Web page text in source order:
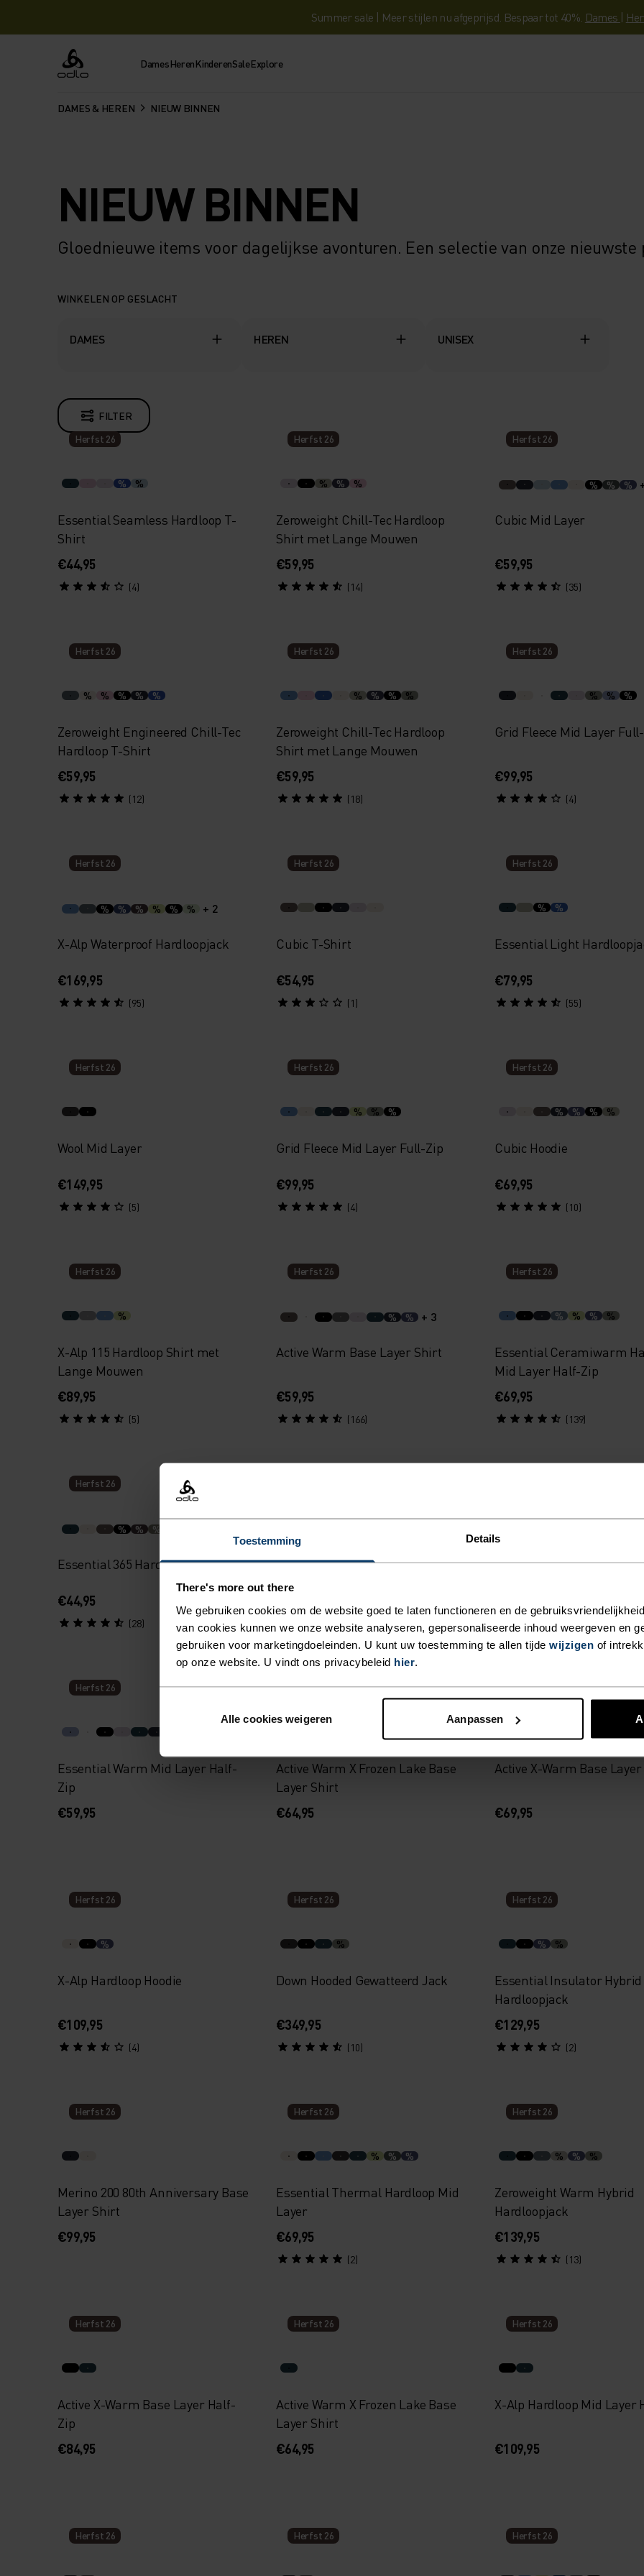
Toestemming Details
There's more out there
We gebruiken cookies om de website goed te laten functioneren en de
van cookies kunnen we onze website analyseren, gepersonaliseerde inhoud weergeven en
gebruiken voor marketingdoeleinden. U kunt uw toestemming te allen tijde wijzigen of
op onze website. U vindt ons privacybeleid hier.
Alle cookies weigeren Aanpassen
Summer sale | Meer stijlen nu afgeprijsd. Bespaar tot 40%. Dames |
Odlo DamesHerenKinderenSaleExplore
DAMES & HEREN NIEUW BINNEN
NIEUW BINNEN
Gloednieuwe items voor dagelijkse avonturen. Een selectie van onze
WINKELEN OP GESLACHT
DAMES HEREN UNISEX
FILTER
Herfst 26
% %
Essential Seamless Hardloop T-
Shirt
€44,95
(4)
Herfst 26
% % %
Zeroweight Chill-Tec Hardloop
Shirt met Lange Mouwen
€59,95
(14)
Herfst 26
% % %
Cubic Mid Layer
€59,95
(35)
Herfst 26
% % % % %
Zeroweight Engineered Chill-Tec
Hardloop T-Shirt
€59,95
(12)
Herfst 26
% % % %
Zeroweight Chill-Tec Hardloop
Shirt met Lange Mouwen
€59,95
(18)
Herfst 26
% % %
Grid Fleece Mid Layer
€99,95
(4)
Herfst 26
% % % % % % + 2
X-Alp Waterproof Hardloopjack
€169,95
(95)
Herfst 26
Cubic T-Shirt
€54,95
(1)
Herfst 26
% %
Essential Light
€79,95
(55)
Herfst 26
Wool Mid Layer
€149,95
(5)
Herfst 26
% % %
Grid Fleece Mid Layer Full-Zip
€99,95
(4)
Herfst 26
% % % %
Cubic Hoodie
€69,95
(10)
Herfst 26
%
X-Alp 115 Hardloop Shirt met
Lange Mouwen
€89,95
(5)
Herfst 26
% % + 3
Active Warm Base Layer Shirt
€59,95
(166)
Herfst 26
% % % %
Essential Ceramiwarm
Mid Layer Half-Zip
€69,95
(139)
Herfst 26
% % %
Essential 365 Hardloop T-Shirt
€44,95
(28)
Grid Fleece Mid Layer Half-Zip
(5)
Grid Fleece Mid Layer
Herfst 26
Essential Warm Mid Layer Half-
Zip
€59,95
Herfst 26
Active Warm X Frozen Lake Base
Layer Shirt
€64,95
Herfst 26
Active X-Warm Base
€69,95
Herfst 26
%
X-Alp Hardloop Hoodie
€109,95
(4)
Herfst 26
%
Down Hooded Gewatteerd Jack
€349,95
(10)
Herfst 26
% %
Essential Insulator Hybrid
Hardloopjack
€129,95
(2)
Herfst 26
Merino 200 80th Anniversary Base
Layer Shirt
€99,95
Herfst 26
% % %
Essential Thermal Hardloop Mid
Layer
€69,95
(2)
Herfst 26
% % %
Zeroweight Warm Hybrid
Hardloopjack
€139,95
(13)
Herfst 26
Active X-Warm Base Layer Half-
Zip
€84,95
Herfst 26
Active Warm X Frozen Lake Base
Layer Shirt
€64,95
Herfst 26
X-Alp Hardloop Mid Layer
€109,95
Herfst 26 Herfst 26 Herfst 26